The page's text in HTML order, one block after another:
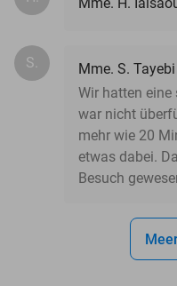
S.
Mme. S. Tayebi
Wir hatten eine
war nicht
mehr wie 20
etwas dabei.
Besuch